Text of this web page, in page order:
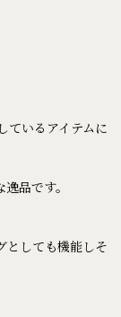
ているアイテムに
品です。
としても機能しそ